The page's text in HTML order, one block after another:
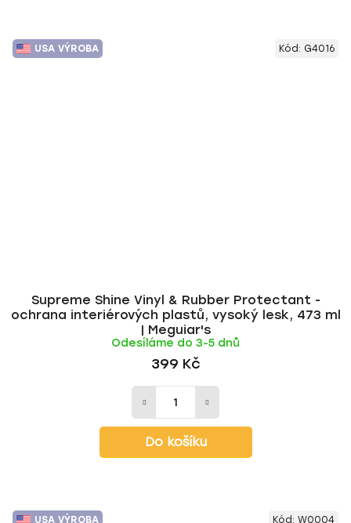
USA VÝROBA
Supreme Shine Vinyl & Rubber Protectant -
ochrana interiérových plastů, vysoký lesk, 473 ml
| Meguiar's
Odesíláme do 3-5 dnů
399 Kč
Do košíku
Kód: G4016
USA VÝROBA Kód: W0004